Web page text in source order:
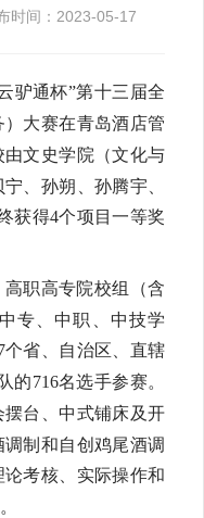
时间：2023-05-17
驴通杯”第十三届全
大赛在青岛酒店管
由文 史学院（文化与
宁、孙朔、孙腾宇、
获得4个项目一等奖
职高专院校组（含
专、中职、中技学
省、自治区、直辖
的716名选手参赛。
台、中式铺床及开
制和自创鸡尾酒调
考核、实际操作和